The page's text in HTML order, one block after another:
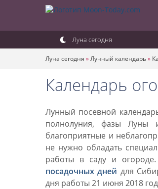
Луна сегодня
Луна сегодня »Лунный календарь»
Календарь
Лунный посевной
полнолуния, фазы Луны
благоприятные и
не нужно обладать
работы в саду и
посадочных дней для
дня работы 21 июня 2018